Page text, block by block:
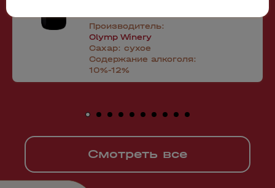
Производитель:
Olymp Winery
Сахар: сухое
Содержание алкоголя:
10%-12%
Смотреть все